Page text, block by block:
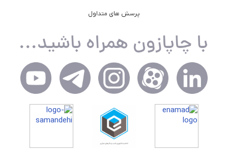
پرسش های متداول